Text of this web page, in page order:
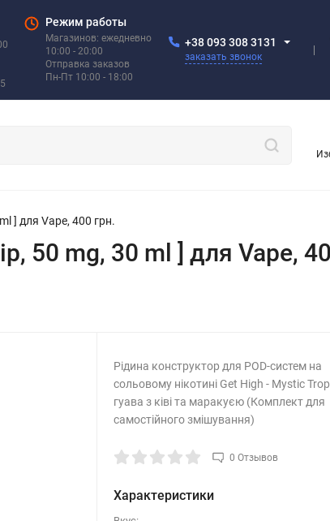
Режим работы
Магазинов: ежедневно
10:00 - 20:00
Отправка заказов
Пн-Пт 10:00 - 18:00
+38 093 308 3131
заказать звонок
] для Vape, 400 грн.
50 mg, 30 ml ] для Vape,
Рідина конструктор для POD-систем на
сольовому нікотині Get High - Mystic
гуава з ківі та маракуєю (Комплект для
самостійного змішування)
0 Отзывов
Характеристики